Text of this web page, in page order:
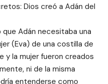
Dios creó a Adán del
Adán necesitaba una
(Eva) de una costilla de
y la mujer fueron creados
ni de la misma
entenderse como